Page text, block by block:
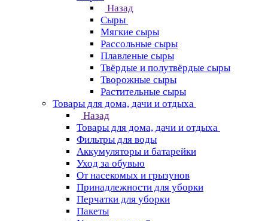
Назад
Сыры
Мягкие сыры
Рассольные сыры
Плавленые сыры
Твёрдые и полутвёрдые сыры
Творожные сыры
Растительные сыры
Товары для дома, дачи и отдыха
Назад
Товары для дома, дачи и отдыха
Фильтры для воды
Аккумуляторы и батарейки
Уход за обувью
От насекомых и грызунов
Принадлежности для уборки
Перчатки для уборки
Пакеты